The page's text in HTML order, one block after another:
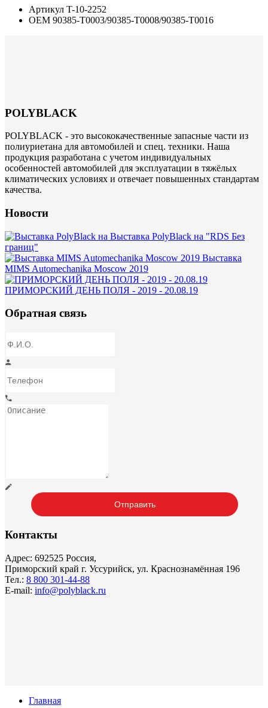
Артикул T-10-2252
ОЕМ 90385-T0003/90385-T0008/90385-T0016
POLYBLACK
POLYBLACK - это высококачественные запасные части из
полиуриетана для автомобилей и спец. техники. Наша
продукция разработана с учетом индивидуальных
особенностей автомобилей для эксплуатации в тяжёлых
климатических условиях и отвечает повышенных стандартам
качества.
Новости
Выставка PolyBlack на "RDS Без
границ"
Выставка
MIMS Automechanika Moscow 2019
ПРИМОРСКИЙ ДЕНЬ ПОЛЯ - 2019 - 20.08.19
Обратная связь
Контакты
Адрес: 692525 Россия,
Приморский край г. Уссурийск, ул. Краснознамённая 196
Тел.: 8 800 301-44-88
E-mail: info@polyblack.ru
Главная